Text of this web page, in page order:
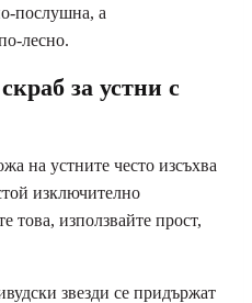
послушна, а
лесно.
за устни с
на устните често изсъхва
изключително
това, използвайте прост,
звезди се придържат